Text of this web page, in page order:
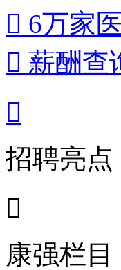
 6万家
 薪酬查

招聘亮点

康强栏目